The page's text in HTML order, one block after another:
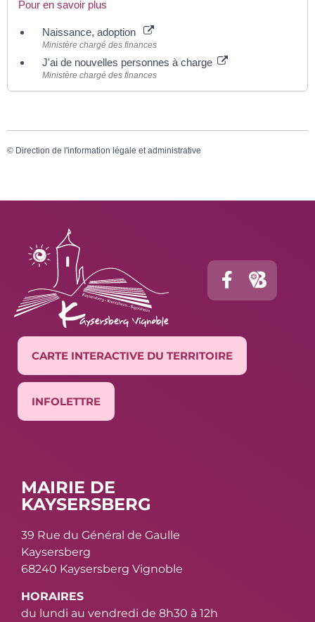
Pour en savoir plus
Naissance, adoption
Ministère chargé des finances
J'ai de nouvelles personnes à charge
Ministère chargé des finances
© Direction de l'information légale et administrative
CARTE INTERACTIVE DU TERRITOIRE
INFOLETTRE
MAIRIE DE
KAYSERSBERG
39 Rue du Général de Gaulle
Kaysersberg
68240 Kaysersberg Vignoble
HORAIRES
du lundi au vendredi de 8h30 à 12h